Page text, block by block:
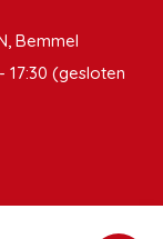
Bemmel
17:30 (gesloten